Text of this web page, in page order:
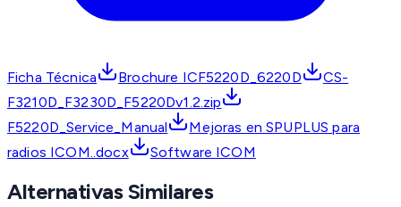
Ficha Técnica Brochure ICF5220D_6220D
CS-
F3210D_F3230D_F5220Dv1.2.zip
F5220D_Service_Manual
Mejoras en SPUPLUS para
radios ICOM..docx
Software ICOM
Alternativas Similares